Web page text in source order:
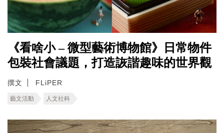
《看啥小 – 微型藝術博物館》日常物件
包裝社會議題，打造詼諧趣味的世界觀
撰文 FLiPER
藝文活動 人文社科